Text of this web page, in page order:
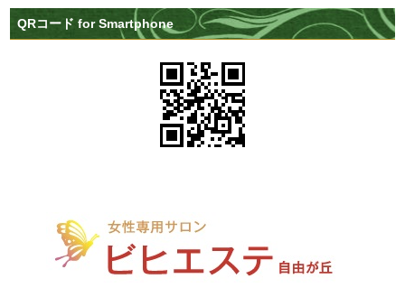
QRコード for Smartphone